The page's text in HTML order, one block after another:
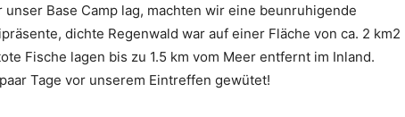
unser Base Camp lag, machten wir eine beunruhigende
dichte Regenwald war auf einer Fläche von ca. 2 km2
Fische lagen bis zu 1.5 km vom Meer entfernt im Inland.
Tage vor unserem Eintreffen gewütet!